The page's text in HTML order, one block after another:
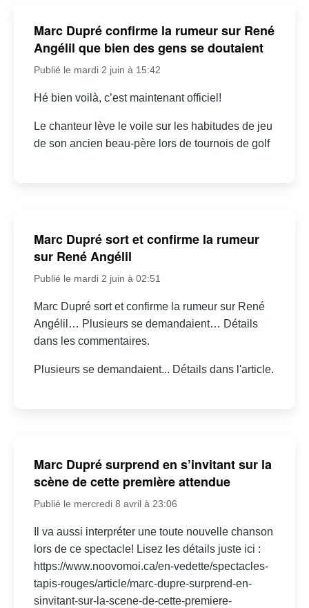
Marc Dupré confirme la rumeur sur René
Angélil que bien des gens se doutaient
Publié le mardi 2 juin à 15:42
Hé bien voilà, c’est maintenant officiel!
Le chanteur lève le voile sur les habitudes de jeu
de son ancien beau-père lors de tournois de golf
Marc Dupré sort et confirme la rumeur
sur René Angélil
Publié le mardi 2 juin à 02:51
Marc Dupré sort et confirme la rumeur sur René
Angélil… Plusieurs se demandaient… Détails
dans les commentaires.
Plusieurs se demandaient... Détails dans l'article.
Marc Dupré surprend en s’invitant sur la
scène de cette première attendue
Publié le mercredi 8 avril à 23:06
Il va aussi interpréter une toute nouvelle chanson
lors de ce spectacle! Lisez les détails juste ici :
https://www.noovomoi.ca/en-vedette/spectacles-
tapis-rouges/article/marc-dupre-surprend-en-
sinvitant-sur-la-scene-de-cette-premiere-